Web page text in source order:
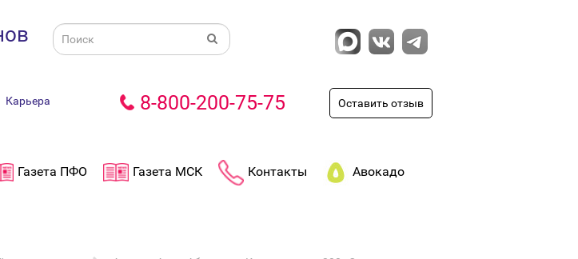
Карьера 8-800-200-75-75 Оставить отзыв
Газета ПФО Газета МСК Контакты Авокадо